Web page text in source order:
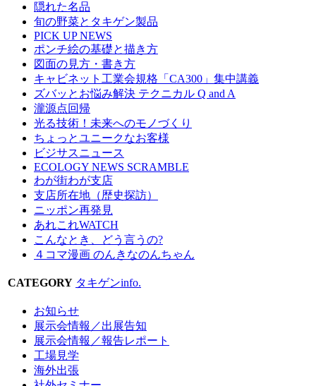
隠れた名品
旬の野菜とタキゲン製品
PICK UP NEWS
ポンチ絵の基礎と描き方
図面の見方・書き方
キャビネット工業会規格「CA300」集中講義
ズバッとお悩み解決 テクニカル Q and A
瀧源点回帰
光る技術！未来へのモノづくり
ちょっとユニークなお客様
ビジサスニュース
ECOLOGY NEWS SCRAMBLE
わが街わが支店
支店所在地（歴史探訪）
ニッポン再発見
あれこれWATCH
こんなとき、どう言うの?
４コマ漫画 のんきなのんちゃん
CATEGORY タキゲンinfo.
お知らせ
展示会情報／出展告知
展示会情報／報告レポート
工場見学
海外出張